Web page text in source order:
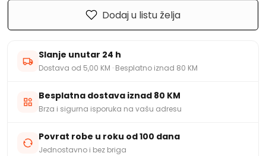
Dodaj u listu želja
Slanje unutar 24 h
Dostava od 5,00 KM · Besplatno iznad 80 KM
Besplatna dostava iznad 80 KM
Brza i sigurna isporuka na vašu adresu
Povrat robe u roku od 100 dana
Jednostavno i bez briga